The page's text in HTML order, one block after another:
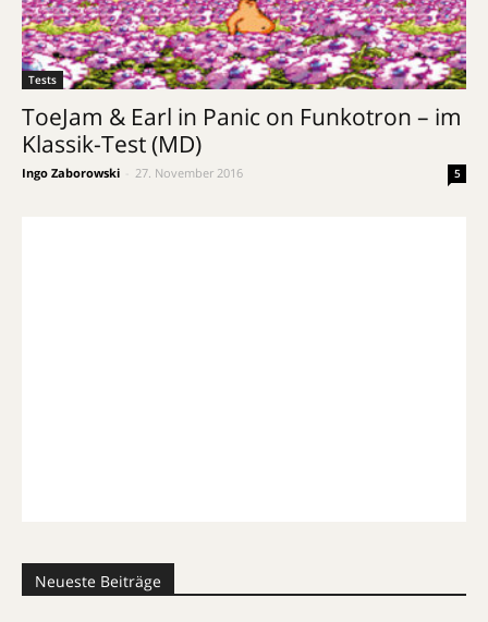
Tests
ToeJam & Earl in Panic on Funkotron – im
Klassik-Test (MD)
Ingo Zaborowski 27. November 2016 5
Neueste Beiträge